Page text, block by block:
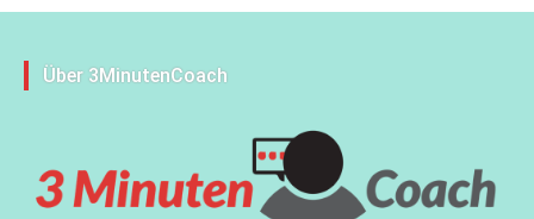
Über 3MinutenCoach